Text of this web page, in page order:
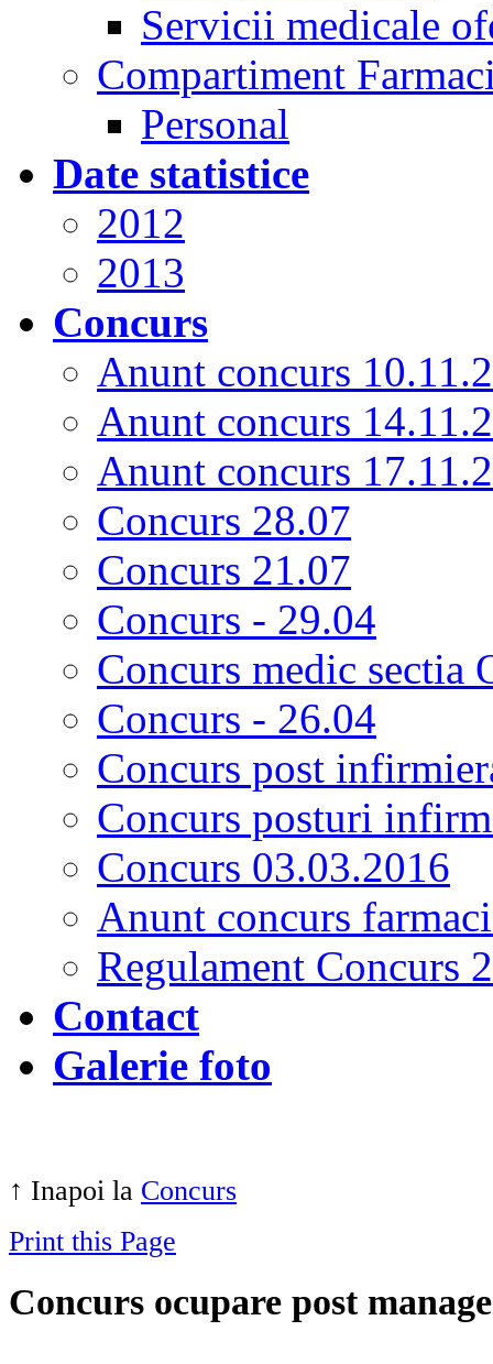
Servicii medicale
Compartiment
Personal
Date statistice
2012
2013
Concurs
Anunt concurs
Anunt concurs
Anunt concurs
Concurs 28.07
Concurs 21.07
Concurs - 29.04
Concurs medic sectia
Concurs - 26.04
Concurs post
Concurs posturi
Concurs 03.03.2016
Anunt concurs
Regulament Concurs
Contact
Galerie foto
↑ Inapoi la Concurs
Print this Page
Concurs ocupare post